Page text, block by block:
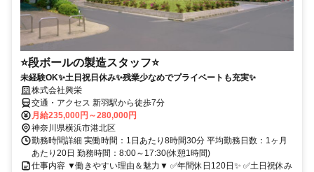
⭐段ボールの製造スタッフ⭐
未経験OK✨土日祝日休み✨残業少なめでプライベートも充実✨
株式会社興栄
交通・アクセス 新羽駅から徒歩7分
月給235,000円～280,000円
神奈川県横浜市港北区
勤務時間詳細 実働時間：1日あたり8時間30分 平均勤務日数：1ヶ月
あたり20日 勤務時間：8:00～17:30(休憩1時間)
仕事内容 ▼働きやすい理由＆魅力▼ ✅年間休日120日✨ ✅土日祝休み